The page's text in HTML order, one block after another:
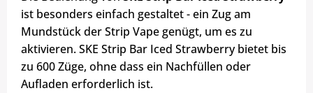
ist besonders einfach gestaltet - ein Zug am
Mundstück der Strip Vape genügt, um es zu
aktivieren. SKE Strip Bar Iced Strawberry bietet bis
zu 600 Züge, ohne dass ein Nachfüllen oder
Aufladen erforderlich ist.